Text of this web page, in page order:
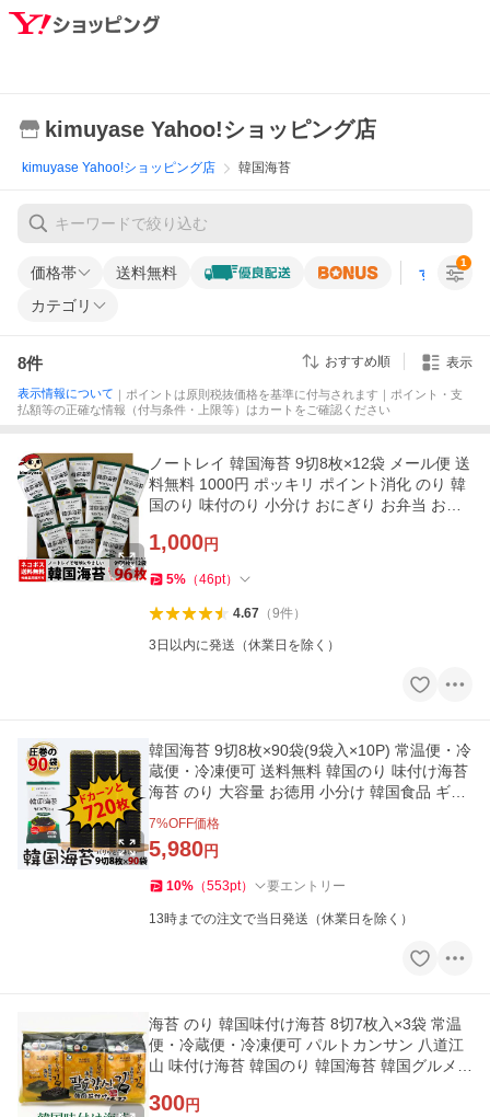
kimuyase Yahoo!ショッピング店
kimuyase Yahoo!ショッピング店 韓国海苔
価格帯 送料無料 すべての条
カテゴリ
1
8件 おすすめ順 表示
表示情報について ｜ポイントは原則税抜価格を基準に付与されます｜ポイント・支
払額等の正確な情報（付与条件・上限等）はカートをご確認ください
ノートレイ 韓国海苔 9切8枚×12袋 メール便 送
料無料 1000円 ポッキリ ポイント消化 のり 韓
国のり 味付のり 小分け おにぎり お弁当 お試
1,000円
5% （46pt）
4.67（9件）
3日以内に発送（休業日を除く）
韓国海苔 9切8枚×90袋(9袋入×10P) 常温便・冷
蔵便・冷凍便可 送料無料 韓国のり 味付け海苔
海苔 のり 大容量 お徳用 小分け 韓国食品 ギフ
7%OFF価格
5,980円
10% （553pt） 要エントリー
13時までの注文で当日発送（休業日を除く）
海苔 のり 韓国味付け海苔 8切7枚入×3袋 常温
便・冷蔵便・冷凍便可 パルトカンサン 八道江
山 味付け海苔 韓国のり 韓国海苔 韓国グルメ
300円